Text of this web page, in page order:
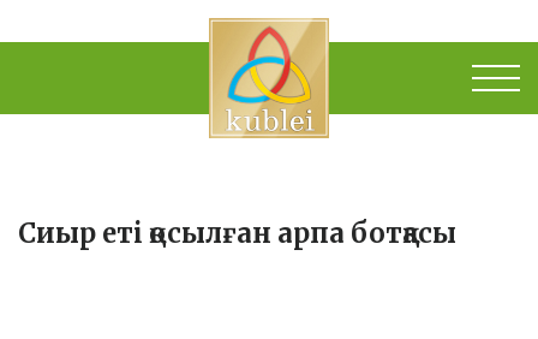
Сиыр еті қосылған арпа ботқасы